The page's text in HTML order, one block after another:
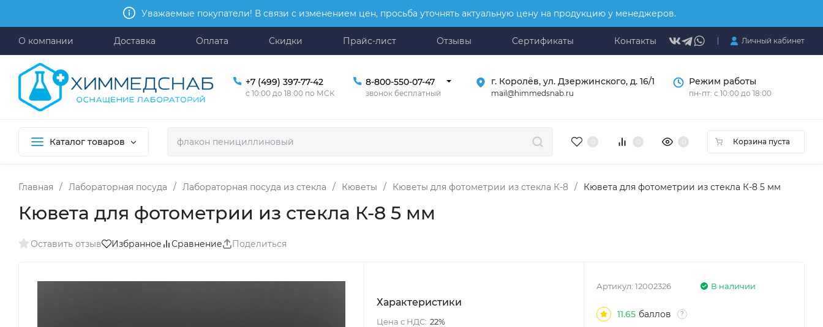
Уважаемые покупатели! В связи с изменением цен, просьба уточнять актуальную цену на продукцию у менеджеров.
О компании Доставка Оплата Скидки Прайс-лист Отзывы Сертификаты Контакты Личный кабинет
+7 (499) 397-77-42
с 10:00 до 18:00 по МСК
8-800-550-07-47
звонок бесплатный
г. Королёв, ул. Дзержинского, д. 16/1
mail@himmedsnab.ru
Режим работы
пн-пт: с 10:00 до 18:00
Каталог товаров Корзина пуста
Главная / Лабораторная посуда / Лабораторная посуда из стекла / Кюветы / Кюветы для фотометрии из стекла К-8 / Кювета для фотометрии из стекла К-8 5 мм
Кювета для фотометрии из стекла К-8 5 мм
Оставить отзыв Избранное Сравнение Поделиться
Характеристики
Цена с НДС: 22%
В наличии
Артикул:12002326
11.65 баллов ?